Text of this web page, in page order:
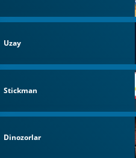
Uzay
Stickman
Dinozorlar